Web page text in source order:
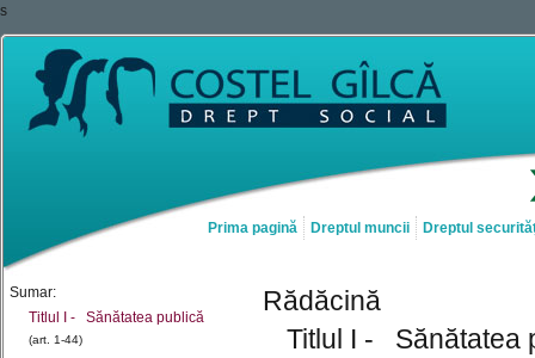
s
Prima pagină Dreptul muncii Dreptul
Sumar:
Titlul I - Sănătatea publică
(art. 1-44)
Rădăcină
Titlul I - Sănătatea